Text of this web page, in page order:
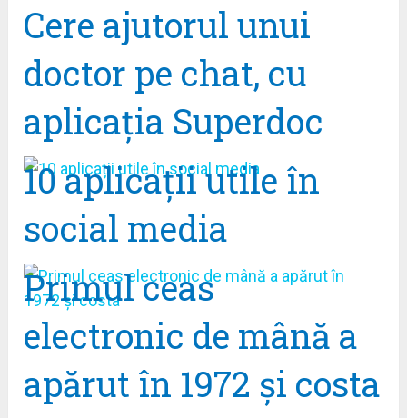
Cere ajutorul unui
doctor pe chat, cu
aplicația Superdoc
10 aplicații utile în
social media
Primul ceas
electronic de mână a
apărut în 1972 şi costa